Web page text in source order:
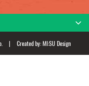
| Created by:MI:SU Design